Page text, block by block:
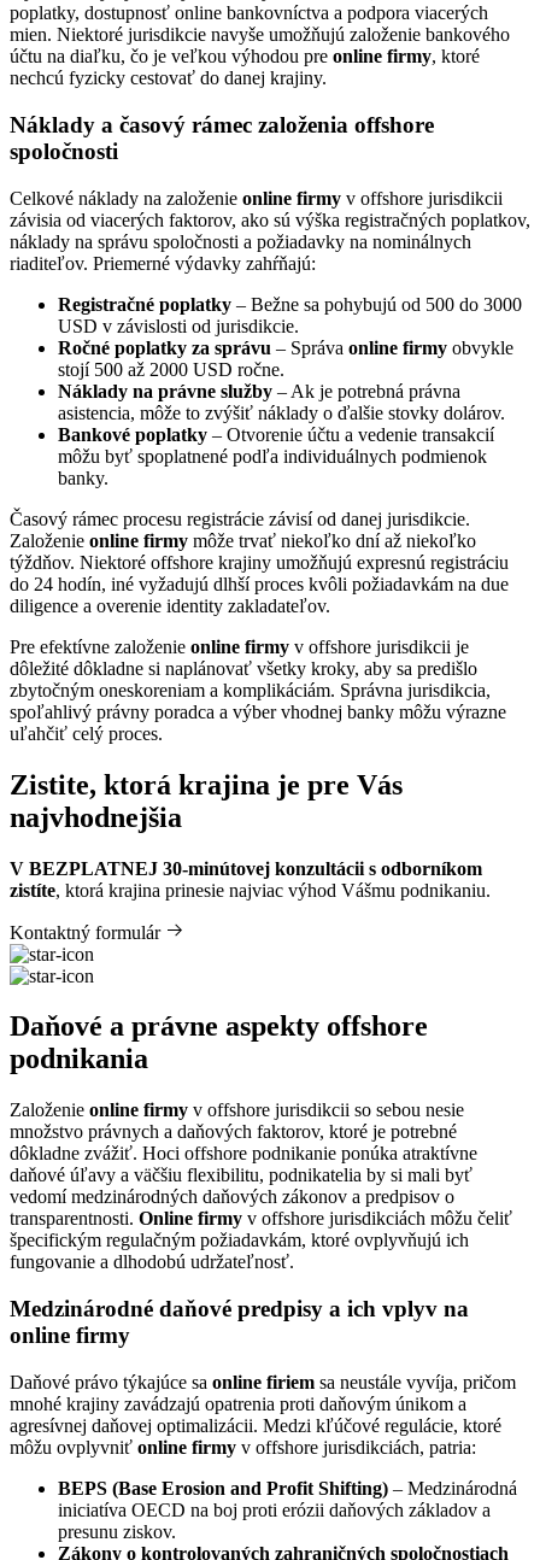
poplatky, dostupnosť online bankovníctva a podpora viacerých
mien. Niektoré jurisdikcie navyše umožňujú založenie bankového
účtu na diaľku, čo je veľkou výhodou pre online firmy, ktoré
nechcú fyzicky cestovať do danej krajiny.
Náklady a časový rámec založenia offshore
spoločnosti
Celkové náklady na založenie online firmy v offshore jurisdikcii
závisia od viacerých faktorov, ako sú výška registračných poplatkov,
náklady na správu spoločnosti a požiadavky na nominálnych
riaditeľov. Priemerné výdavky zahŕňajú:
Registračné poplatky – Bežne sa pohybujú od 500 do 3000
USD v závislosti od jurisdikcie.
Ročné poplatky za správu – Správa online firmy obvykle
stojí 500 až 2000 USD ročne.
Náklady na právne služby – Ak je potrebná právna
asistencia, môže to zvýšiť náklady o ďalšie stovky dolárov.
Bankové poplatky – Otvorenie účtu a vedenie transakcií
môžu byť spoplatnené podľa individuálnych podmienok
banky.
Časový rámec procesu registrácie závisí od danej jurisdikcie.
Založenie online firmy môže trvať niekoľko dní až niekoľko
týždňov. Niektoré offshore krajiny umožňujú expresnú registráciu
do 24 hodín, iné vyžadujú dlhší proces kvôli požiadavkám na due
diligence a overenie identity zakladateľov.
Pre efektívne založenie online firmy v offshore jurisdikcii je
dôležité dôkladne si naplánovať všetky kroky, aby sa predišlo
zbytočným oneskoreniam a komplikáciám. Správna jurisdikcia,
spoľahlivý právny poradca a výber vhodnej banky môžu výrazne
uľahčiť celý proces.
Zistite, ktorá krajina je pre Vás
najvhodnejšia
V BEZPLATNEJ 30-minútovej konzultácii s odborníkom
zistíte, ktorá krajina prinesie najviac výhod Vášmu podnikaniu.
Kontaktný formulár
Daňové a právne aspekty offshore
podnikania
Založenie online firmy v offshore jurisdikcii so sebou nesie
množstvo právnych a daňových faktorov, ktoré je potrebné
dôkladne zvážiť. Hoci offshore podnikanie ponúka atraktívne
daňové úľavy a väčšiu flexibilitu, podnikatelia by si mali byť
vedomí medzinárodných daňových zákonov a predpisov o
transparentnosti. Online firmy v offshore jurisdikciách môžu čeliť
špecifickým regulačným požiadavkám, ktoré ovplyvňujú ich
fungovanie a dlhodobú udržateľnosť.
Medzinárodné daňové predpisy a ich vplyv na
online firmy
Daňové právo týkajúce sa online firiem sa neustále vyvíja, pričom
mnohé krajiny zavádzajú opatrenia proti daňovým únikom a
agresívnej daňovej optimalizácii. Medzi kľúčové regulácie, ktoré
môžu ovplyvniť online firmy v offshore jurisdikciách, patria:
BEPS (Base Erosion and Profit Shifting) – Medzinárodná
iniciatíva OECD na boj proti erózii daňových základov a
presunu ziskov.
Zákony o kontrolovaných zahraničných spoločnostiach